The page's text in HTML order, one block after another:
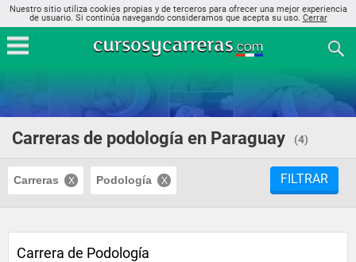
Nuestro sitio utiliza cookies propias y de terceros para ofrecer una mejor experiencia
de usuario. Si continúa navegando consideramos que acepta su uso. Cerrar
Carreras de podología en Paraguay (4)
Carreras Podología FILTRAR
Carrera de Podología